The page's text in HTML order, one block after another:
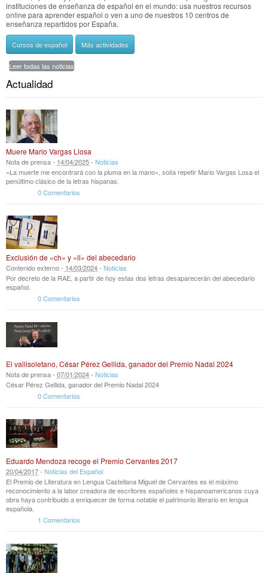
instituciones de enseñanza de español en el mundo: usa nuestros recursos
online para aprender español o ven a uno de nuestros 10 centros de
enseñanza repartidos por España.
Cursos de español Más actividades
Leer todas las noticias
Actualidad
Muere Mario Vargas Llosa
Nota de prensa - 14/04/2025- Noticias
«La muerte me encontrará con la pluma en la mano», solía repetir Mario Vargas Losa el
penúltimo clásico de la letras hispanas.
0 Comentarios
Exclusión de «ch» y «ll» del abecedario
Contenido externo - 14/03/2024- Noticias
Por decreto de la RAE, a partir de hoy estas dos letras desaparecerán del abecedario
español.
0 Comentarios
El vallisoletano, César Pérez Gellida, ganador del Premio Nadal 2024
Nota de prensa - 07/01/2024- Noticias
César Pérez Gellida, ganador del Premio Nadal 2024
0 Comentarios
Eduardo Mendoza recoge el Premio Cervantes 2017
20/04/2017- Noticias del Español
El Premio de Literatura en Lengua Castellana Miguel de Cervantes es el máximo
reconocimiento a la labor creadora de escritores españoles e hispanoamericanos cuya
obra haya contribuido a enriquecer de forma notable el patrimonio literario en lengua
española.
1 Comentarios